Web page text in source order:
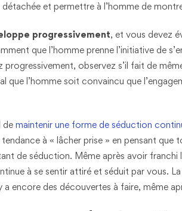
et permettre à l’homme de
progressivement, et vous devez
que l’homme prenne l’initiative de
progressivement, observez s’il fait de
que l’homme soit convaincu que
de maintenir une forme de séduction
à « lâcher prise » en pensant que
de séduction. Même après avoir
à se sentir attiré et séduit par vous.
a encore des découvertes à faire, même